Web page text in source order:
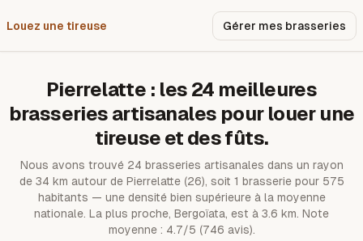
Louez une tireuse Gérer mes brasseries
Pierrelatte : les 24 meilleures
brasseries artisanales pour louer une
tireuse et des fûts.
Nous avons trouvé 24 brasseries artisanales dans un rayon
de 34 km autour de Pierrelatte(26), soit 1 brasserie pour 575
habitants — une densité bien supérieure à la moyenne
nationale. La plus proche, Bergoïata, est à 3.6 km. Note
moyenne : 4.7/5 (746 avis).